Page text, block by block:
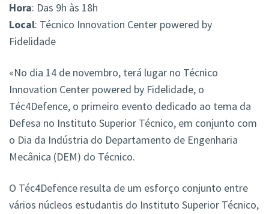
Hora: Das 9h às 18h
Local: Técnico Innovation Center powered by
Fidelidade
«No dia 14 de novembro, terá lugar no Técnico
Innovation Center powered by Fidelidade, o
Téc4Defence, o primeiro evento dedicado ao tema da
Defesa no Instituto Superior Técnico, em conjunto com
o Dia da Indústria do Departamento de Engenharia
Mecânica (DEM) do Técnico.
O Téc4Defence resulta de um esforço conjunto entre
vários núcleos estudantis do Instituto Superior Técnico,